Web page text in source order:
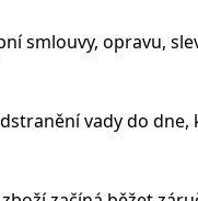
smlouvy, opravu,
vady do